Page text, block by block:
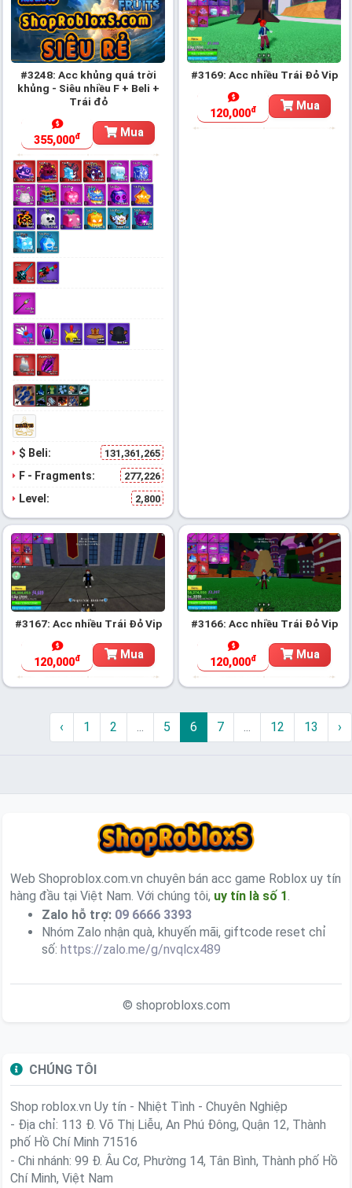
#3248: Acc khủng quá trời
khủng - Siêu nhiều F + Beli +
Trái đỏ
355,000đ Mua
$ Beli: 131,361,265
F - Fragments: 277,226
Level: 2,800
#3169: Acc nhiều Trái Đỏ Vip
120,000đ Mua
#3167: Acc nhiều Trái Đỏ Vip
120,000đ Mua
#3166: Acc nhiều Trái Đỏ Vip
120,000đ Mua
‹ 1 2 ... 5 6 7 ... 12 13 ›
Web Shoproblox.com.vn chuyên bán acc game Roblox uy tín
hàng đầu tại Việt Nam. Với chúng tôi, uy tín là số 1.
Zalo hỗ trợ: 09 6666 3393
Nhóm Zalo nhận quà, khuyến mãi, giftcode reset chỉ
số: https://zalo.me/g/nvqlcx489
© shoprobloxs.com
CHÚNG TÔI
Shop roblox.vn Uy tín - Nhiệt Tình - Chuyên Nghiệp
- Địa chỉ: 113 Đ. Võ Thị Liễu, An Phú Đông, Quận 12, Thành
phố Hồ Chí Minh 71516
- Chi nhánh: 99 Đ. Âu Cơ, Phường 14, Tân Bình, Thành phố Hồ
Chí Minh, Việt Nam